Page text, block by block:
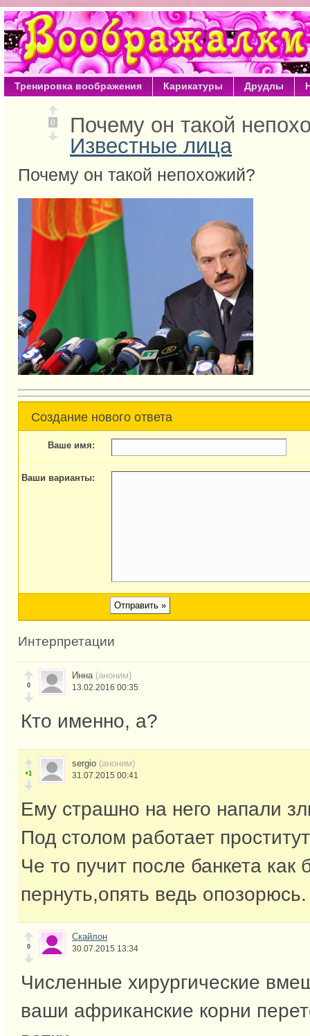
Тренировка воображения Карикатуры Друдлы
0
Почему он такой
Известные лица
Почему он такой непохожий?
Создание нового ответа
Ваше имя:
Ваши варианты:
Интерпретации
0
Инна (аноним)
13.02.2016 00:35
Кто именно, а?
+1
sergio (аноним)
31.07.2015 00:41
Ему страшно на него напали
Под столом работает
Че то пучит после банкета как
пернуть,опять ведь опозорюсь.
0
Скайлон
30.07.2015 13:34
Численные хирургические
ваши африканские корни